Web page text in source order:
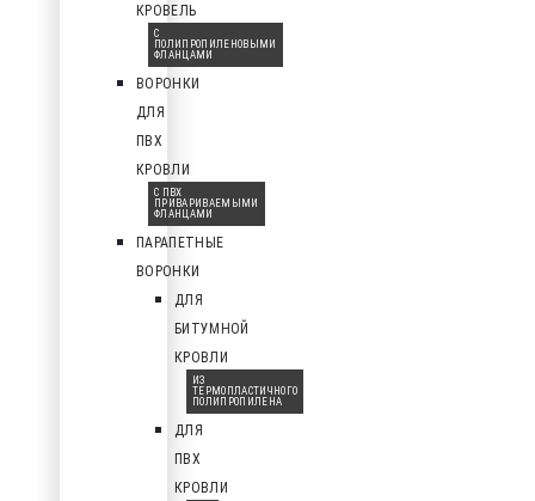
КРОВЕЛЬ
С
ПОЛИПРОПИЛЕНОВЫМИ
ФЛАНЦАМИ
ВОРОНКИ
ДЛЯ
ПВХ
КРОВЛИ
С ПВХ
ПРИВАРИВАЕМЫМИ
ФЛАНЦАМИ
ПАРАПЕТНЫЕ
ВОРОНКИ
ДЛЯ
БИТУМНОЙ
КРОВЛИ
ИЗ
ТЕРМОПЛАСТИЧНОГО
ПОЛИПРОПИЛЕНА
ДЛЯ
ПВХ
КРОВЛИ